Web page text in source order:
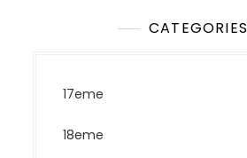
CATEGORIES
17eme
18eme